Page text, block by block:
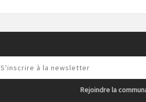
Rejoindre la